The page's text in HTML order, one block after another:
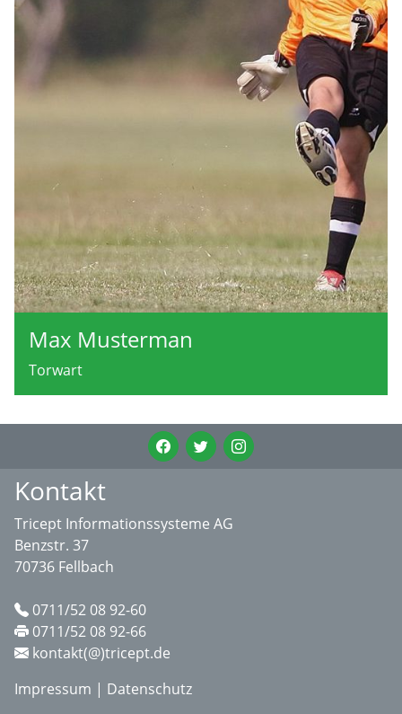
Max Musterman
Torwart
Kontakt
Tricept Informationssysteme AG
Benzstr. 37
70736 Fellbach
0711/52 08 92-60
0711/52 08 92-66
kontakt(@)tricept.de
Impressum | Datenschutz